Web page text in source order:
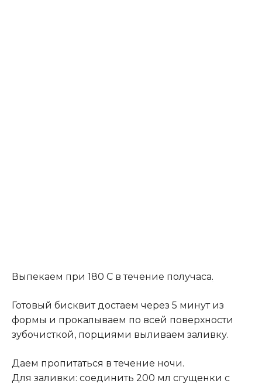
Выпекаем при 180 С в течение получаса.
Готовый бисквит достаем через 5 минут из
формы и прокалываем по всей поверхности
зубочисткой, порциями выливаем заливку.
Даем пропитаться в течение ночи.
Для заливки: соединить 200 мл сгущенки с